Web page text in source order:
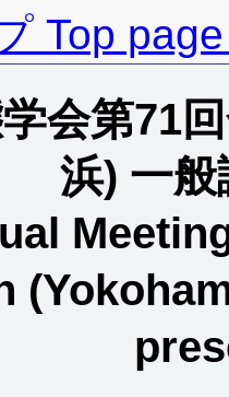
Top
会第71
浜) 一